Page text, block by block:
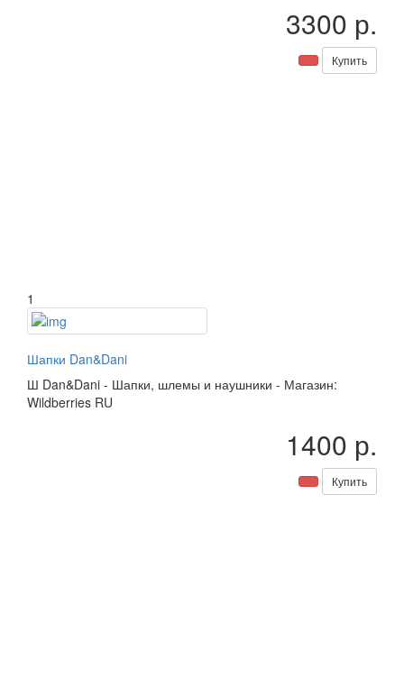
3300 р.
Купить
1
Шапки Dan&Dani
Ш Dan&Dani - Шапки, шлемы и наушники - Магазин:
Wildberries RU
1400 р.
Купить